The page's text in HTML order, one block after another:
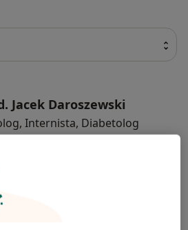
Jacek Daroszewski
Internista, Diabetolog
rodzinny